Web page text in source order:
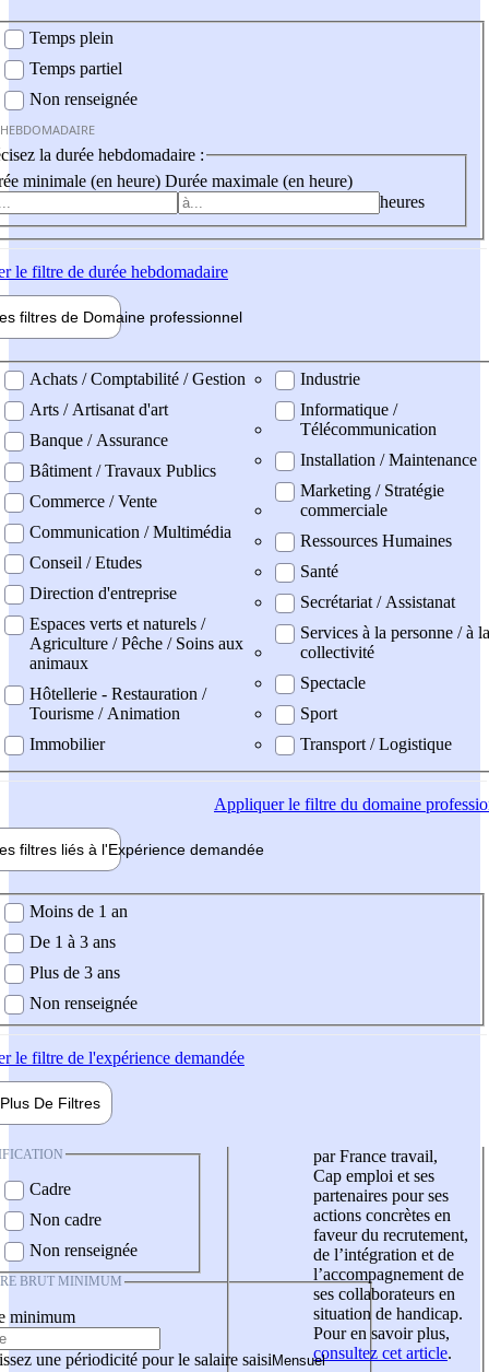
Temps plein
Temps partiel
Non renseignée
la durée hebdomadaire :
minimale (en heure) Durée maximale (en heure)
heures
le filtre de durée hebdomadaire
filtres de Domaine professionnel
professionel
Achats / Comptabilité / Gestion
Arts / Artisanat d'art
Banque / Assurance
Bâtiment / Travaux Publics
Commerce / Vente
Communication / Multimédia
Conseil / Etudes
Direction d'entreprise
Espaces verts et naturels /
Agriculture / Pêche / Soins aux
animaux
Hôtellerie - Restauration /
Tourisme / Animation
Immobilier
Industrie
Informatique /
Télécommunication
Installation / Maintenance
Marketing / Stratégie
commerciale
Ressources Humaines
Santé
Secrétariat / Assistanat
Services à la personne / à la
collectivité
Spectacle
Sport
Transport / Logistique
Appliquerle filtre du domaine
filtres liés à l'Expérience demandée
demandée
Moins de 1 an
De 1 à 3 ans
Plus de 3 ans
Non renseignée
le filtre de l'expérience demandée
Plus De Filtres
Cadre
Non cadre
Non renseignée
BRUT MINIMUM
minimum
une périodicité pour le salaire saisi
par France travail,
Cap emploi et ses
partenaires pour ses
actions concrètes en
faveur du recrutement,
de l’intégration et de
l’accompagnement de
ses collaborateurs en
situation de handicap.
Pour en savoir plus,
consultez cet article.